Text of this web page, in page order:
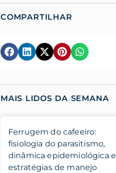
COMPARTILHAR
MAIS LIDOS DA SEMANA
Ferrugem do cafeeiro:
fisiologia do parasitismo,
dinâmica epidemiológica e
estratégias de manejo